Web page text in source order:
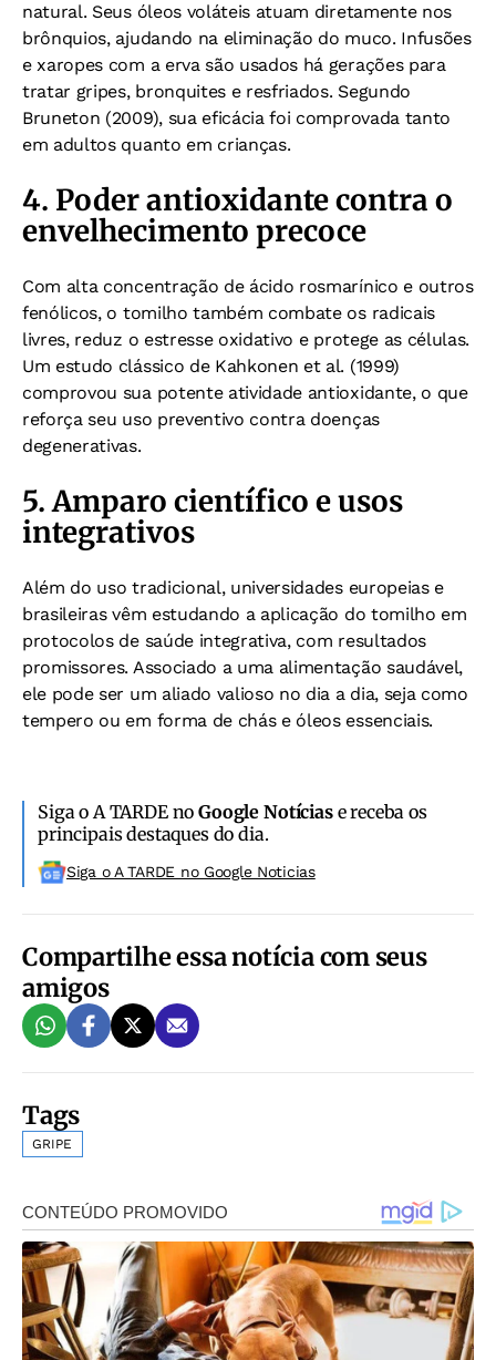
natural. Seus óleos voláteis atuam diretamente nos
brônquios, ajudando na eliminação do muco. Infusões
e xaropes com a erva são usados há gerações para
tratar gripes, bronquites e resfriados. Segundo
Bruneton (2009), sua eficácia foi comprovada tanto
em adultos quanto em crianças.
4. Poder antioxidante contra o
envelhecimento precoce
Com alta concentração de ácido rosmarínico e outros
fenólicos, o tomilho também combate os radicais
livres, reduz o estresse oxidativo e protege as células.
Um estudo clássico de Kahkonen et al. (1999)
comprovou sua potente atividade antioxidante, o que
reforça seu uso preventivo contra doenças
degenerativas.
5. Amparo científico e usos
integrativos
Além do uso tradicional, universidades europeias e
brasileiras vêm estudando a aplicação do tomilho em
protocolos de saúde integrativa, com resultados
promissores. Associado a uma alimentação saudável,
ele pode ser um aliado valioso no dia a dia, seja como
tempero ou em forma de chás e óleos essenciais.
Siga o A TARDE noGoogle Notíciase receba os
principais destaques do dia.
Siga o A TARDE no Google Noticias
Compartilhe essa notícia com seus
amigos
Tags
GRIPE